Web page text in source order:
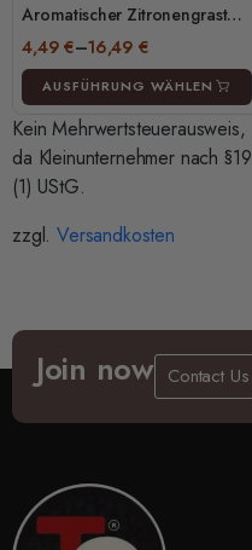
Aromatischer Zitronengrastee
aus Kamerun – 50g / 100g /
250g
4,49€–16,49 €
AUSFÜHRUNG WÄHLEN
Kein Mehrwertsteuerausweis,
da Kleinunternehmer nach §19
(1) UStG.
zzgl.Versandkosten
Join now Contact Us